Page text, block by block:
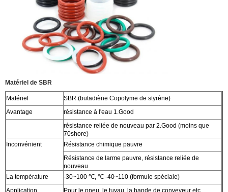
Matériel de SBR
Matériel
SBR (butadiène Copolyme de styrène)
Avantage
résistance à l'eau 1.Good
résistance reliée de nouveau par 2.Good (moins que
70shore)
Inconvénient
Résistance chimique pauvre
Résistance de larme pauvre, résistance reliée de
nouveau
La température
-30~100 ℃, ℃ -40~110 (formule spéciale)